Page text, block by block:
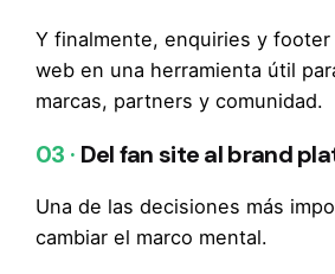
Y finalmente, enquiries y
web en una herramienta útil
marcas, partners y comunidad.
03 · Del fan site al brand
Una de las decisiones más
cambiar el marco mental.